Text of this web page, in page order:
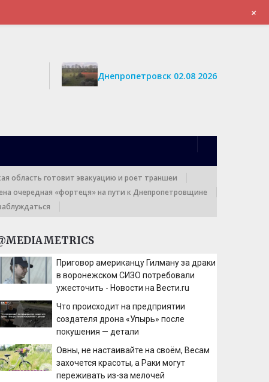
Днепропетровск 02.08 2026
область готовит эвакуацию и роет траншеи
очередная «фортеця» на пути к Днепропетровщине
Приговор американцу Гилману за драки
в воронежском СИЗО потребовали
ужесточить - Новости на Вести.ru
Что происходит на предприятии
создателя дрона «Упырь» после
покушения — детали
Овны, не настаивайте на своём, Весам
захочется красоты, а Раки могут
переживать из-за мелочей
+